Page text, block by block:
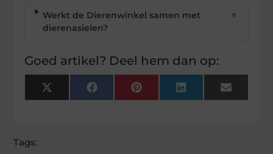
Werkt de Dierenwinkel samen met
dierenasielen?
▼
Goed artikel? Deel hem dan op:
X
(Twitter)
FacebookPinterest LinkedIn Email
Tags: